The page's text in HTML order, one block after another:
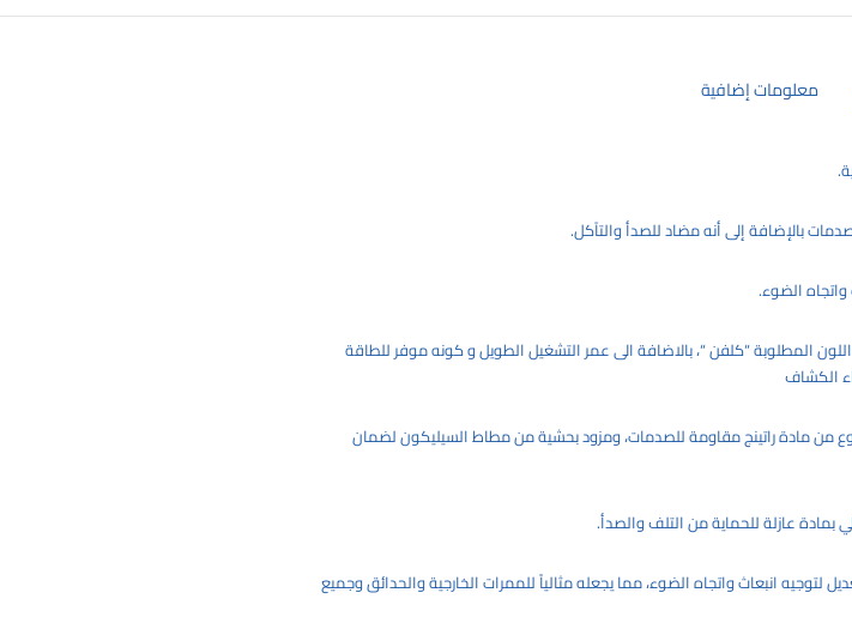
معلومات إضافية
بالإضافة إلى أنه مضاد للصدأ والتآكل.
واتجاه الضوء.
المطلوبة “كلفن “، بالاضافة الى عمر التشغيل الطويل و كونه موفر للطاقة
الكشاف
مادة راتينج مقاومة للصدمات، ومزود بحشية من مطاط السيليكون لضمان
انبعاث واتجاه الضوء، مما يجعله مثالياً للممرات الخارجية والحدائق وجميع